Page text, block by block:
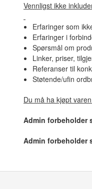
Vennligst ikke
Erfaringer som
Erfaringer i
Spørsmål om
Linker, priser,
Referanser til
Støtende/ufin
Du må ha kjøpt
Admin forbeholder
Admin forbeholder